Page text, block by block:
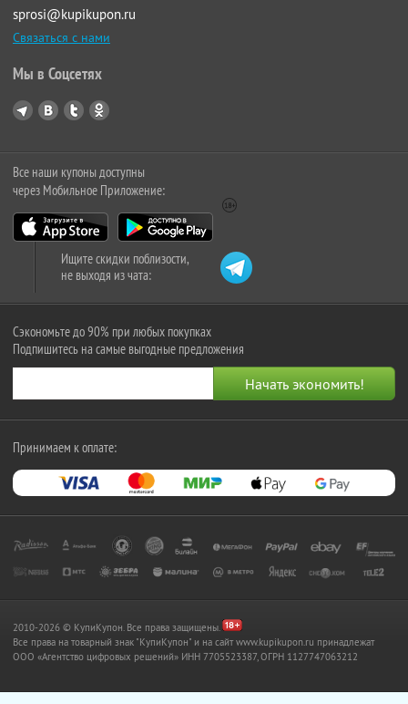
sprosi@kupikupon.ru
Связаться с нами
Мы в Соцсетях
Все наши купоны доступны
через Мобильное Приложение:
Ищите скидки поблизости,
не выходя из чата:
Сэкономьте до 90% при любых покупках
Подпишитесь на самые выгодные предложения
Принимаем к оплате:
2010-2026 © КупиКупон. Все права защищены.
Все права на товарный знак "КупиКупон" и на сайт www.kupikupon.ru принадлежат
OOO «Агентство цифровых решений» ИНН 7705523387, ОГРН 1127747063212